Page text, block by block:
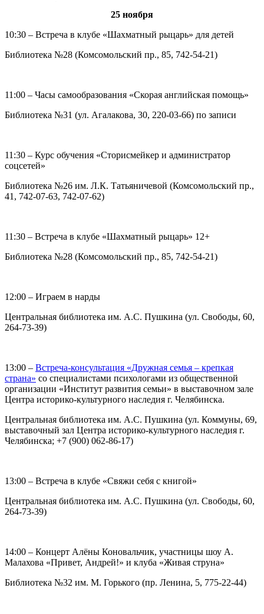
25 ноября
10:30 – Встреча в клубе «Шахматный рыцарь» для детей
Библиотека №28 (Комсомольский пр., 85, 742-54-21)
11:00 – Часы самообразования «Скорая английская помощь»
Библиотека №31 (ул. Агалакова, 30, 220-03-66) по записи
11:30 – Курс обучения «Сторисмейкер и администратор
соцсетей»
Библиотека №26 им. Л.К. Татьяничевой (Комсомольский пр.,
41, 742-07-63, 742-07-62)
11:30 – Встреча в клубе «Шахматный рыцарь» 12+
Библиотека №28 (Комсомольский пр., 85, 742-54-21)
12:00 – Играем в нарды
Центральная библиотека им. А.С. Пушкина (ул. Свободы, 60,
264-73-39)
13:00 – Встреча-консультация «Дружная семья – крепкая
страна» со специалистами психологами из общественной
организации «Институт развития семьи» в выставочном зале
Центра историко-культурного наследия г. Челябинска.
Центральная библиотека им. А.С. Пушкина (ул. Коммуны, 69,
выставочный зал Центра историко-культурного наследия г.
Челябинска; +7 (900) 062-86-17)
13:00 – Встреча в клубе «Свяжи себя с книгой»
Центральная библиотека им. А.С. Пушкина (ул. Свободы, 60,
264-73-39)
14:00 – Концерт Алёны Коновальчик, участницы шоу А.
Малахова «Привет, Андрей!» и клуба «Живая струна»
Библиотека №32 им. М. Горького (пр. Ленина, 5, 775-22-44)